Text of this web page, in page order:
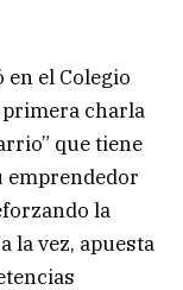
el Colegio
charla
que tiene
emprendedor
la
la vez, apuesta